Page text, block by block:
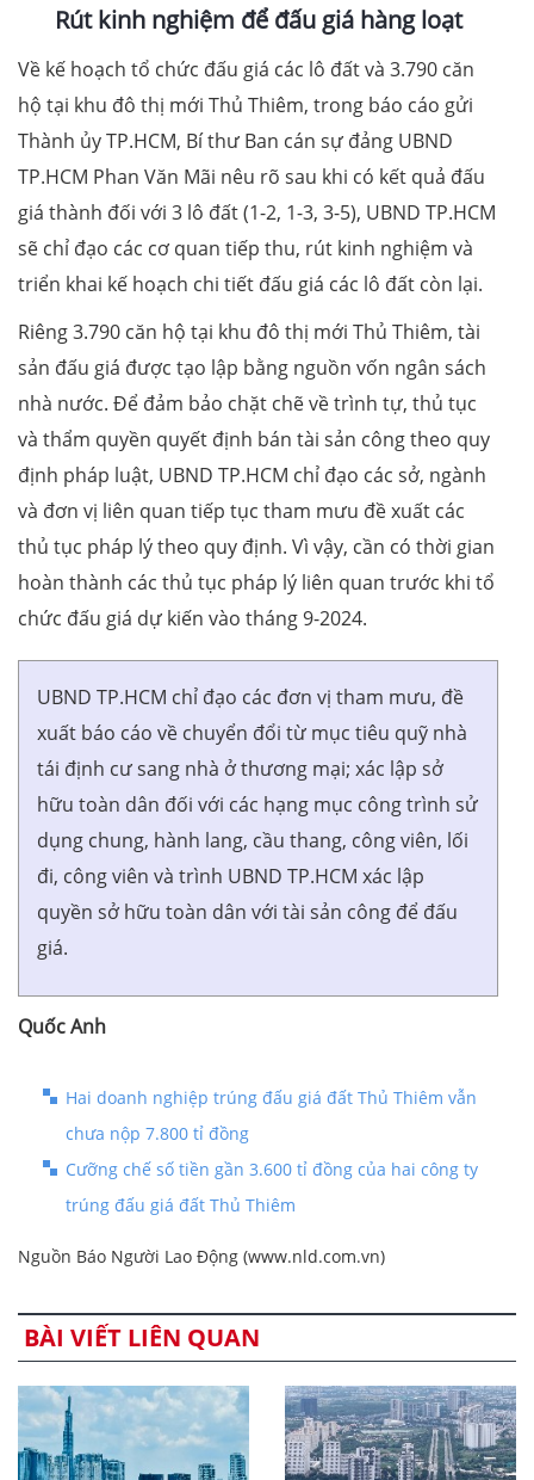
Rút kinh nghiệm để đấu giá hàng loạt
Về kế hoạch tổ chức đấu giá các lô đất và 3.790 căn
hộ tại khu đô thị mới Thủ Thiêm, trong báo cáo gửi
Thành ủy TP.HCM, Bí thư Ban cán sự đảng UBND
TP.HCM Phan Văn Mãi nêu rõ sau khi có kết quả đấu
giá thành đối với 3 lô đất (1-2, 1-3, 3-5), UBND TP.HCM
sẽ chỉ đạo các cơ quan tiếp thu, rút kinh nghiệm và
triển khai kế hoạch chi tiết đấu giá các lô đất còn lại.
Riêng 3.790 căn hộ tại khu đô thị mới Thủ Thiêm, tài
sản đấu giá được tạo lập bằng nguồn vốn ngân sách
nhà nước. Để đảm bảo chặt chẽ về trình tự, thủ tục
và thẩm quyền quyết định bán tài sản công theo quy
định pháp luật, UBND TP.HCM chỉ đạo các sở, ngành
và đơn vị liên quan tiếp tục tham mưu đề xuất các
thủ tục pháp lý theo quy định. Vì vậy, cần có thời gian
hoàn thành các thủ tục pháp lý liên quan trước khi tổ
chức đấu giá dự kiến vào tháng 9-2024.
UBND TP.HCM chỉ đạo các đơn vị tham mưu, đề
xuất báo cáo về chuyển đổi từ mục tiêu quỹ nhà
tái định cư sang nhà ở thương mại; xác lập sở
hữu toàn dân đối với các hạng mục công trình sử
dụng chung, hành lang, cầu thang, công viên, lối
đi, công viên và trình UBND TP.HCM xác lập
quyền sở hữu toàn dân với tài sản công để đấu
giá.
Quốc Anh
Hai doanh nghiệp trúng đấu giá đất Thủ Thiêm vẫn
chưa nộp 7.800 tỉ đồng
Cưỡng chế số tiền gần 3.600 tỉ đồng của hai công ty
trúng đấu giá đất Thủ Thiêm
Nguồn Báo Người Lao Động (www.nld.com.vn)
BÀI VIẾT LIÊN QUAN